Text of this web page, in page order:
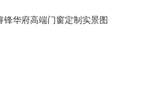
锋华府高端门窗定制实景图